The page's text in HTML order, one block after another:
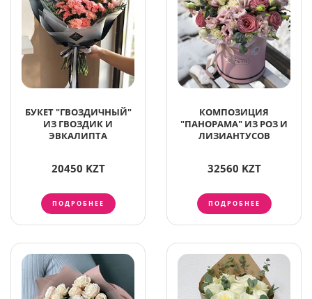
БУКЕТ "ГВОЗДИЧНЫЙ"
ИЗ ГВОЗДИК И
ЭВКАЛИПТА
20450 KZT
ПОДРОБНЕЕ
КОМПОЗИЦИЯ
"ПАНОРАМА" ИЗ РОЗ И
ЛИЗИАНТУСОВ
32560 KZT
ПОДРОБНЕЕ